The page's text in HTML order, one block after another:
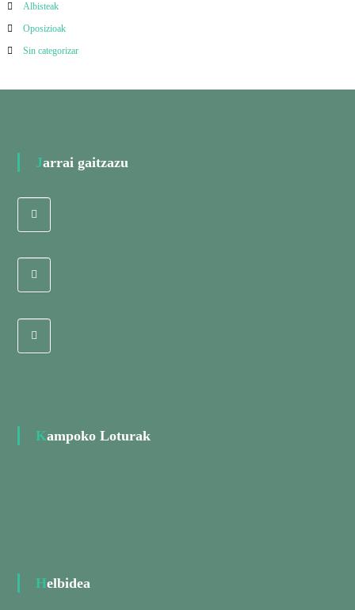
Albisteak
Oposizioak
Sin categorizar
Jarrai gaitzazu
Kampoko Loturak
Helbidea